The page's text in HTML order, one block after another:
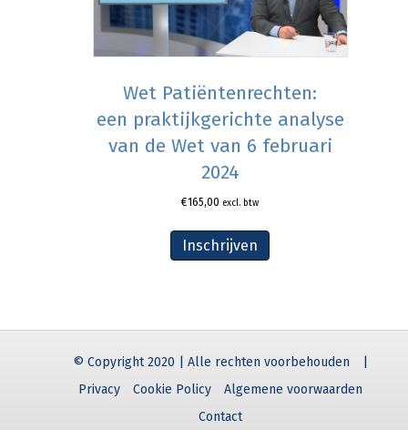
Wet Patiëntenrechten:
een praktijkgerichte analyse
van de Wet van 6 februari
2024
€165,00 excl. btw
Inschrijven
© Copyright 2020 | Alle rechten voorbehouden
Privacy
Cookie Policy
Algemene voorwaarden
Contact